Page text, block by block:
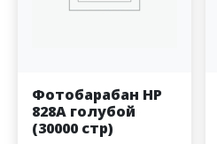
Фотобарабан HP
828A голубой
(30000 стр)